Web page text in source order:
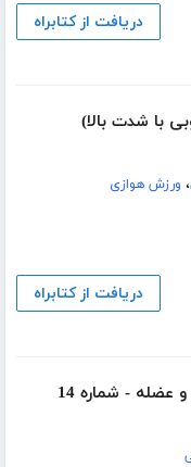
دریافت از کتابراه
، ورزش هوازی
دریافت از کتابراه
عضله - شماره 14